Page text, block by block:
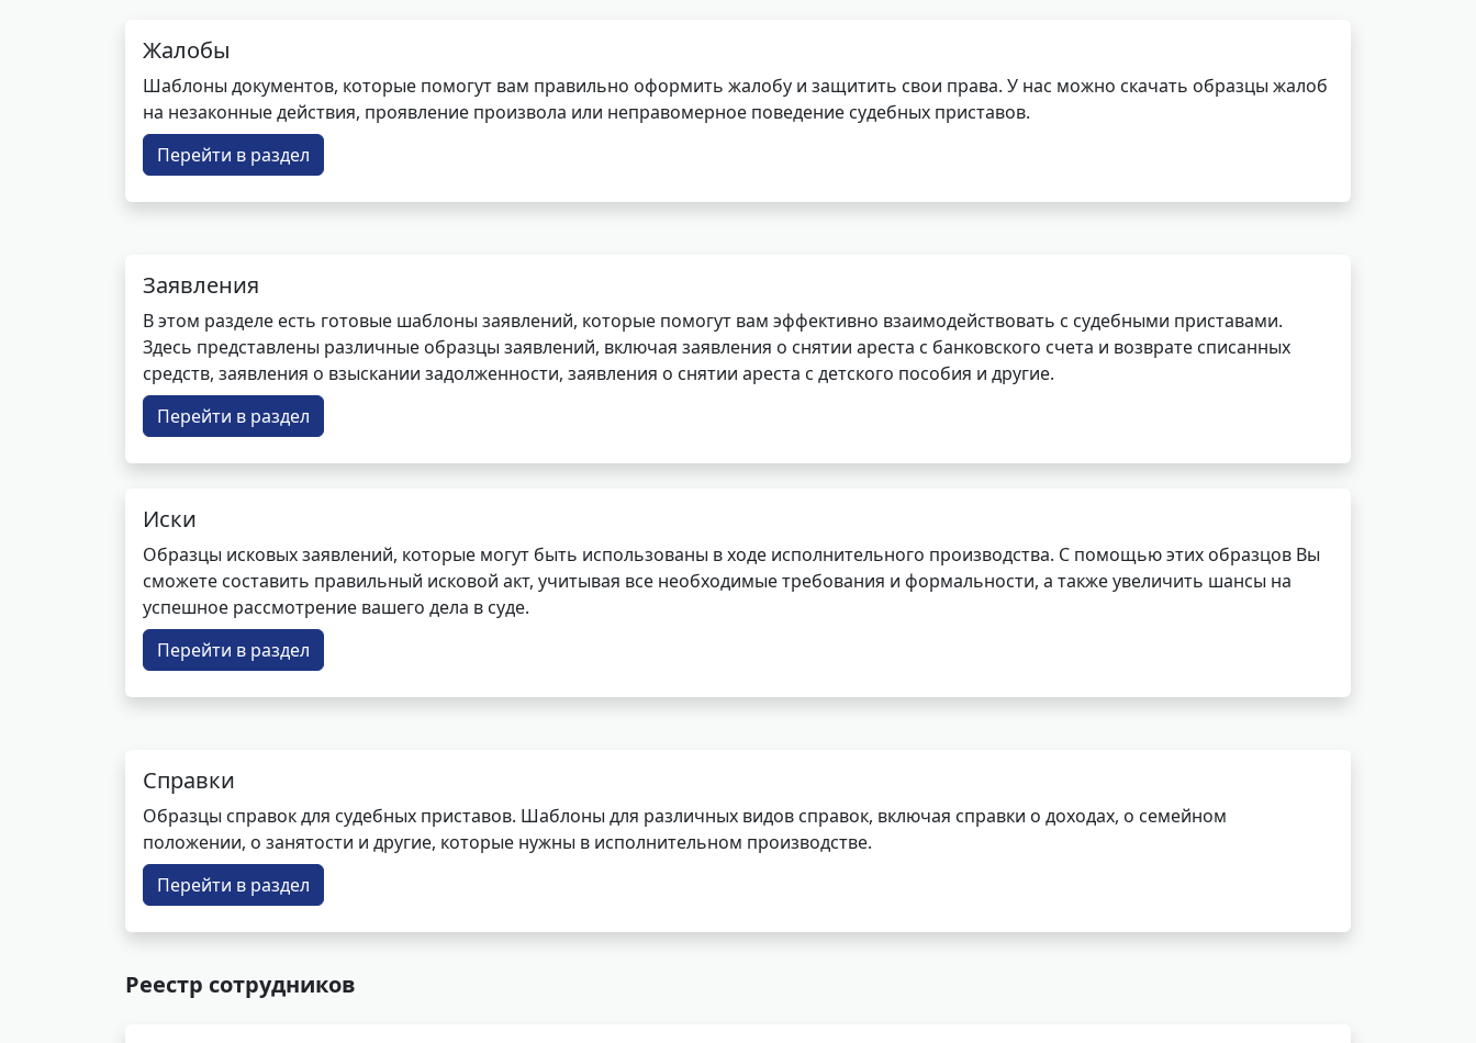
Жалобы
Шаблоны документов, которые помогут вам правильно оформить жалобу и защитить свои права. У нас можно скачать образцы жалоб
на незаконные действия, проявление произвола или неправомерное поведение судебных приставов.
Перейти в раздел
Заявления
В этом разделе есть готовые шаблоны заявлений, которые помогут вам эффективно взаимодействовать с судебными приставами.
Здесь представлены различные образцы заявлений, включая заявления о снятии ареста с банковского счета и возврате списанных
средств, заявления о взыскании задолженности, заявления о снятии ареста с детского пособия и другие.
Перейти в раздел
Иски
Образцы исковых заявлений, которые могут быть использованы в ходе исполнительного производства. С помощью этих образцов Вы
сможете составить правильный исковой акт, учитывая все необходимые требования и формальности, а также увеличить шансы на
успешное рассмотрение вашего дела в суде.
Перейти в раздел
Справки
Образцы справок для судебных приставов. Шаблоны для различных видов справок, включая справки о доходах, о семейном
положении, о занятости и другие, которые нужны в исполнительном производстве.
Перейти в раздел
Реестр сотрудников